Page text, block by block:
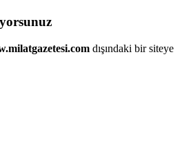
dışındaki bir siteye